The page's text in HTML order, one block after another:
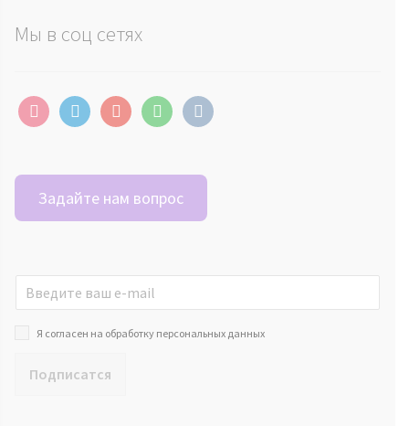
Мы в соц сетях
instagramtelegramyoutubewhatsappvkontakte
Задайте нам вопрос
Я согласен на обработку персональных данных
Подписатся